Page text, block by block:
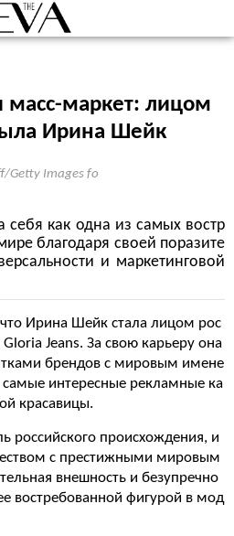
масс-маркет: лицом
Ирина Шейк
Getty Images fo
как одна из самых востр
благодаря своей поразите
и маркетинговой
что Ирина Шейк стала лицом рос
Jeans. За свою карьеру она
брендов с мировым имене
самые интересные рекламные ка
красавицы.
российского происхождения, и
с престижными мировым
внешность и безупречно
востребованной фигурой в мод